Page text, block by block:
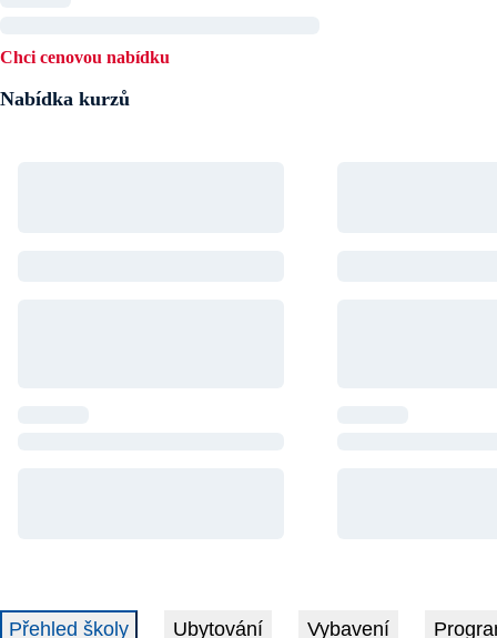
Chci cenovou nabídku
Nabídka kurzů
Přehled školy Ubytování Vybavení